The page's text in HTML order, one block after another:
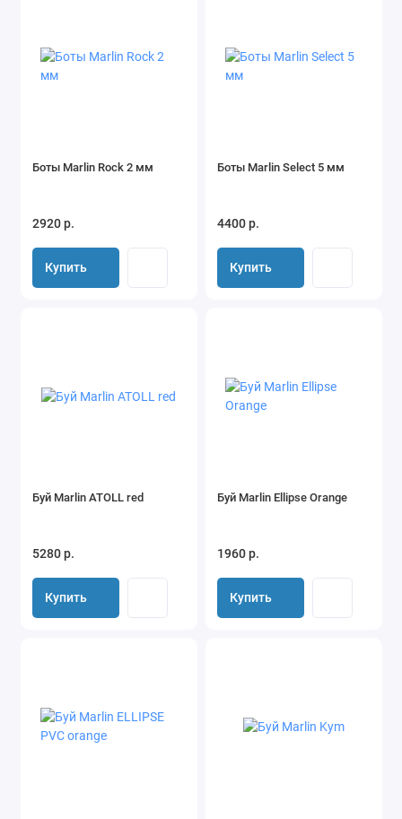
Боты Marlin Rock 2 мм
2920 р.
Купить
Боты Marlin Select 5 мм
4400 р.
Купить
Буй Marlin ATOLL red
5280 р.
Купить
Буй Marlin Ellipse Orange
1960 р.
Купить